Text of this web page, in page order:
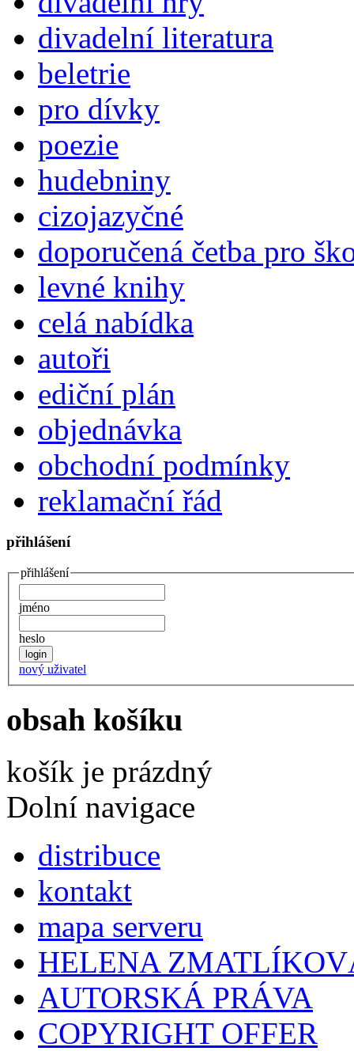
divadelní literatura
beletrie
pro dívky
poezie
hudebniny
cizojazyčné
doporučená četba pro
levné knihy
celá nabídka
autoři
ediční plán
objednávka
obchodní podmínky
reklamační řád
přihlášení
přihlášení
jméno
heslo
nový uživatel
obsah košíku
košík je prázdný
Dolní navigace
distribuce
kontakt
mapa serveru
HELENA
AUTORSKÁ PRÁVA
COPYRIGHT OFFER